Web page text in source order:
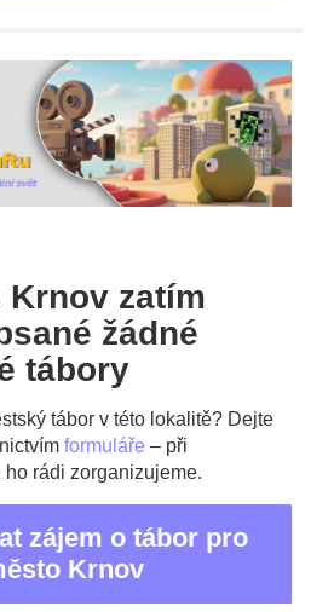
Krnov zatím
žádné
tábory
tábor v této lokalitě? Dejte
formuláře – při
rádi zorganizujeme.
zájem o tábor pro
Krnov